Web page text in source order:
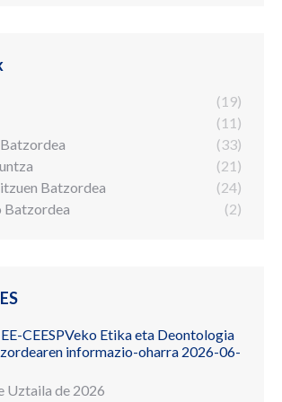
(19)
(11)
(33)
(21)
Batzordea
(24)
Batzordea
(2)
CEESPVeko Etika eta Deontologia
informazio-oharra 2026-06-
Uztaila de 2026